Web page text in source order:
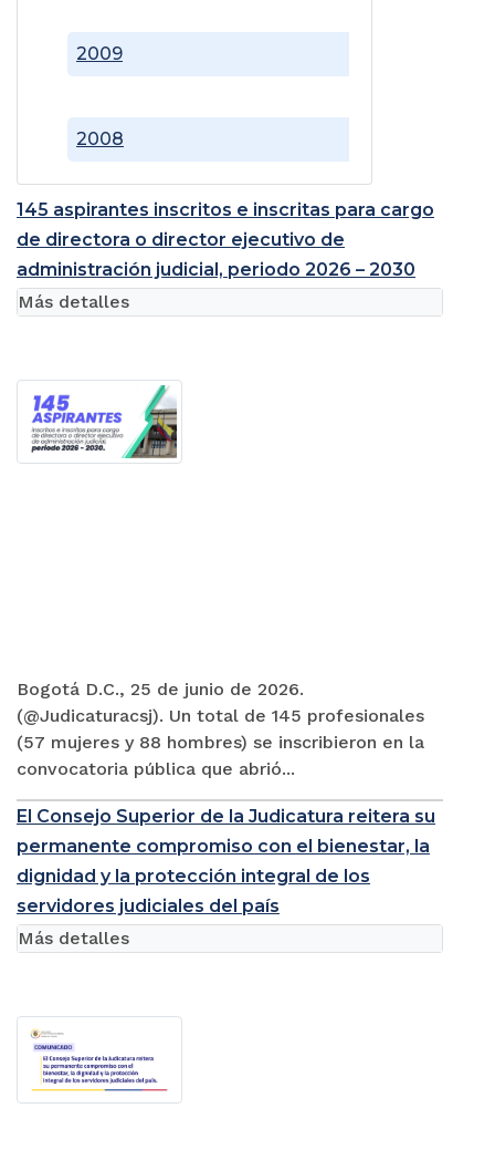
2008
2009
145 aspirantes inscritos e inscritas para cargo
de directora o director ejecutivo de
administración judicial, periodo 2026 – 2030
Bogotá D.C., 25 de junio de 2026.
(@Judicaturacsj). Un total de 145 profesionales
(57 mujeres y 88 hombres) se inscribieron en la
convocatoria pública que abrió...
Más detalles
El Consejo Superior de la Judicatura reitera su
permanente compromiso con el bienestar, la
dignidad y la protección integral de los
servidores judiciales del país
Más detalles